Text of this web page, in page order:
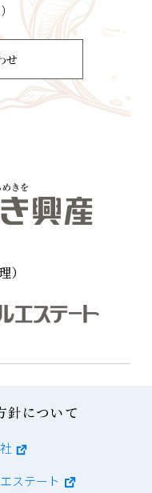
せ
）
針について
ステート